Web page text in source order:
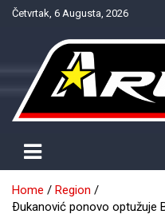
SkipČetvrtak, 6 Augusta, 2026
NTV Arena
Home
Region
Ðukanović ponovo optužuje